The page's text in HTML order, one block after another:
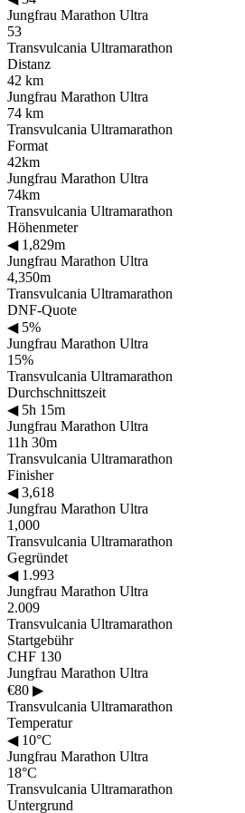
Jungfrau Marathon Ultra
53
Transvulcania Ultramarathon
Distanz
42 km
Jungfrau Marathon Ultra
74 km
Transvulcania Ultramarathon
Format
42km
Jungfrau Marathon Ultra
74km
Transvulcania Ultramarathon
Höhenmeter
◀1,829m
Jungfrau Marathon Ultra
4,350m
Transvulcania Ultramarathon
DNF-Quote
◀5%
Jungfrau Marathon Ultra
15%
Transvulcania Ultramarathon
Durchschnittszeit
◀5h 15m
Jungfrau Marathon Ultra
11h 30m
Transvulcania Ultramarathon
Finisher
◀3,618
Jungfrau Marathon Ultra
1,000
Transvulcania Ultramarathon
Gegründet
◀1.993
Jungfrau Marathon Ultra
2.009
Transvulcania Ultramarathon
Startgebühr
CHF 130
Jungfrau Marathon Ultra
€80 ▶
Transvulcania Ultramarathon
Temperatur
◀10°C
Jungfrau Marathon Ultra
18°C
Transvulcania Ultramarathon
Untergrund